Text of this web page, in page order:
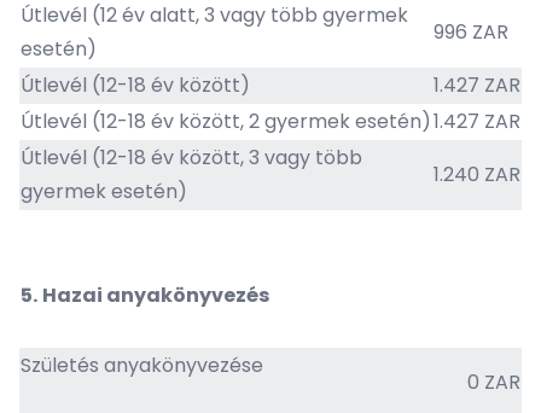
Útlevél (12 év alatt, 3 vagy több gyermek
esetén)
996 ZAR
Útlevél (12-18 év között)
1.427 ZAR
Útlevél (12-18 év között, 2 gyermek esetén)1.427 ZAR
Útlevél (12-18 év között, 3 vagy több
gyermek esetén)
1.240 ZAR
5. Hazai anyakönyvezés
Születés anyakönyvezése
0 ZAR